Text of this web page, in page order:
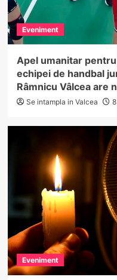
Eveniment
Apel umanitar
echipei de handbal
Râmnicu Vâlcea are
Se intampla in Valcea
Eveniment